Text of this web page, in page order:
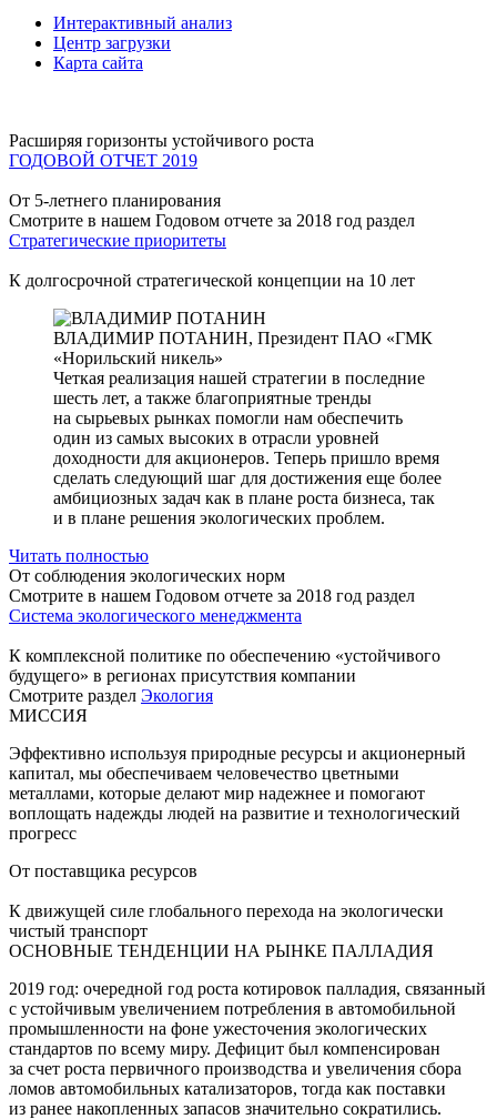
Интерактивный анализ
Центр загрузки
Карта сайта
Расширяя горизонты устойчивого роста
ГОДОВОЙ ОТЧЕТ 2019
От 5-летнего планирования
Смотрите в нашем Годовом отчете за 2018 год раздел
Стратегические приоритеты
К долгосрочной стратегической концепции на 10 лет
ВЛАДИМИР ПОТАНИН, Президент ПАО «ГМК
«Норильский никель»
Четкая реализация нашей стратегии в последние
шесть лет, а также благоприятные тренды
на сырьевых рынках помогли нам обеспечить
один из самых высоких в отрасли уровней
доходности для акционеров. Теперь пришло время
сделать следующий шаг для достижения еще более
амбициозных задач как в плане роста бизнеса, так
и в плане решения экологических проблем.
Читать полностью
От соблюдения экологических норм
Смотрите в нашем Годовом отчете за 2018 год раздел
Система экологического менеджмента
К комплексной политике по обеспечению «устойчивого
будущего» в регионах присутствия компании
Смотрите раздел Экология
МИССИЯ
Эффективно используя природные ресурсы и акционерный
капитал, мы обеспечиваем человечество цветными
металлами, которые делают мир надежнее и помогают
воплощать надежды людей на развитие и технологический
прогресс
От поставщика ресурсов
К движущей силе глобального перехода на экологически
чистый транспорт
ОСНОВНЫЕ ТЕНДЕНЦИИ НА РЫНКЕ ПАЛЛАДИЯ
2019 год: очередной год роста котировок палладия, связанный
с устойчивым увеличением потребления в автомобильной
промышленности на фоне ужесточения экологических
стандартов по всему миру. Дефицит был компенсирован
за счет роста первичного производства и увеличения сбора
ломов автомобильных катализаторов, тогда как поставки
из ранее накопленных запасов значительно сократились.